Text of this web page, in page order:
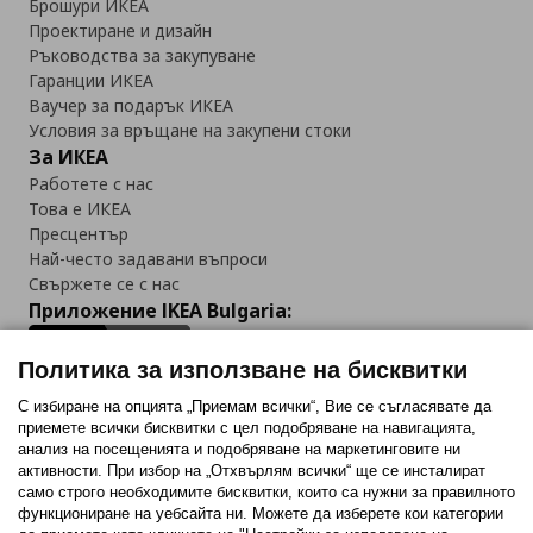
Брошури ИКЕА
Проектиране и дизайн
Ръководства за закупуване
Гаранции ИКЕА
Ваучер за подарък ИКЕА
Условия за връщане на закупени стоки
За ИКЕА
Работете с нас
Това е ИКЕА
Пресцентър
Най-често задавани въпроси
Свържете се с нас
Приложение IKEA Bulgaria:
Последвайте ни:
FacebookTwitterYoutubePinterestInstagram
Политика за използване на бисквитки
С избиране на опцията „Приемам всички“, Вие се съгласявате да
приемете всички бисквитки с цел подобряване на навигацията,
анализ на посещенията и подобряване на маркетинговите ни
активности. При избор на „Отхвърлям всички“ ще се инсталират
само строго необходимитe бисквитки, които са нужни за правилното
функциониране на уебсайта ни. Можете да изберете кои категории